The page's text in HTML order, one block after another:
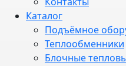
Каталог
Подъёмное
Теплообменники
Блочные